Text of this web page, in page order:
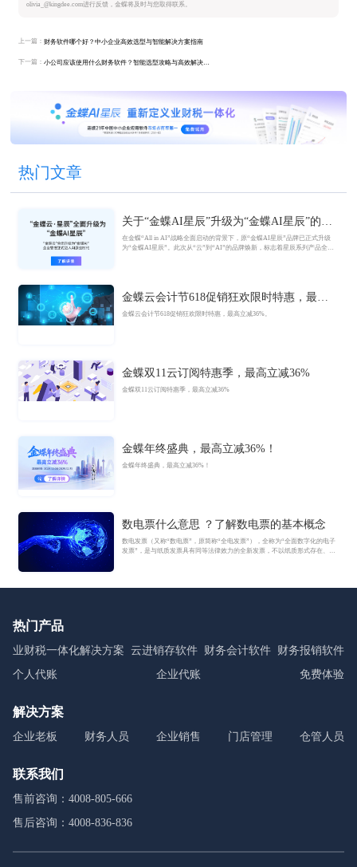
olivia_@kingdee.com进行反馈，金蝶将及时与您取得联系。
上一篇：财务软件哪个好？中小企业高效选型与智能解决方案指南
下一篇： 小公司应该使用什么财务软件？智能选型攻略与高效解决方案
热门文章
关于“金蝶AI星辰”升级为“金蝶AI星辰”的官
方公告
在金蝶“All in AI”战略全面启动的背景下，原“金蝶AI星辰”品牌已正式升级
为“金蝶AI星辰”。此次从“云”到“AI”的品牌焕新，标志着星辰系列产品全面
金蝶云会计节618促销狂欢限时特惠，最高
立减36%
金蝶云会计节618促销狂欢限时特惠，最高立减36%。
金蝶双11云订阅特惠季，最高立减36%
金蝶双11云订阅特惠季，最高立减36%
金蝶年终盛典，最高立减36%！
金蝶年终盛典，最高立减36%！
数电票什么意思 ？了解数电票的基本概念
数电发票（又称“数电票”，原简称“全电发票”），全称为“全面数字化的电子
发票”，是与纸质发票具有同等法律效力的全新发票，不以纸质形式存在、不
热门产品
业财税一体化解决方案 云进销存软件 财务会计软件 财务报销软件
个人代账
企业代账 免费体验
解决方案
企业老板 财务人员 企业销售 门店管理 仓管人员
联系我们
售前咨询：4008-805-666
售后咨询：4008-836-836